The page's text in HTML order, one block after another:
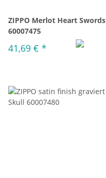
ZIPPO Merlot Heart Swords
60007475
41,69 € *